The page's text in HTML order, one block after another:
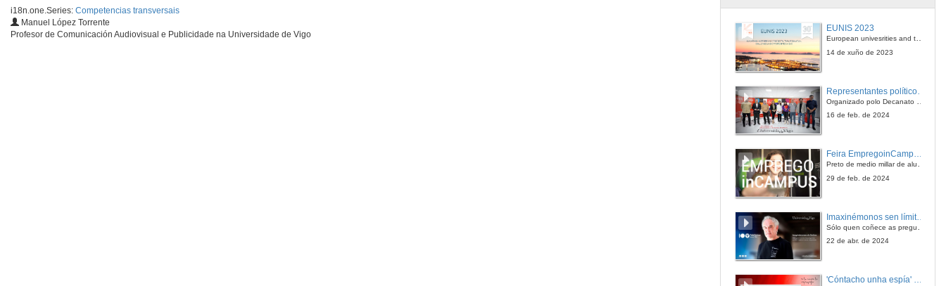
i18n.one.Series: Competencias transversais
Manuel López Torrente
Profesor de Comunicación Audiovisual e Publicidade na Universidade de Vigo
Relación interpersoal parte 1
14 de dec. de 2011
14 de dec. de 2011
14 de dec. de 2011
14 de dec. de 2011
EUNIS 2023
European univesrities and the digital transformation: challenges and opportunities ahead
14 de xuño de 2023
Organizado polo Decanato e a Delegación de Alumnado de Dirección e Xestión Pública e coa participación de candidatos de PP, BNG, PSOE, Sumar e Podemos
16 de feb. de 2024
Feira EmpregoinCampus Vigo 2024
Preto de medio millar de alumnas e alumnos buscan coñecer máis de preto as oportunidades que lles achegan as arredor de medio cento de empresas que participan na edición viguesa da feira. Xunto coa visita aos stands, durante a feria desenvólvense varias actividades complementarias, como obradoiros, conversas, mesas redondas ou o pasaporte de empregabilidade, un espazo no que poderán recibir asesoramento sobre o seu CV.
29 de feb. de 2024
Sólo quen coñece as preguntas pode imaxinar novas respostas
22 de abr. de 2024
'Cóntacho unha espía' Reto